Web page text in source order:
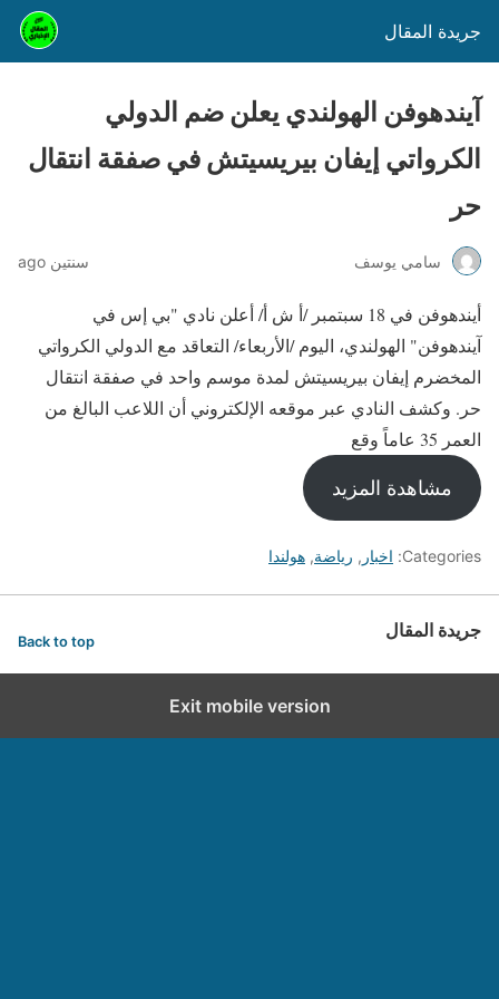
جريدة المقال
آيندهوفن الهولندي يعلن ضم الدولي
الكرواتي إيفان بيريسيتش في صفقة انتقال
حر
سامي يوسف سنتين ago
أيندهوفن في 18 سبتمبر /أ ش أ/ أعلن نادي "بي إس في
آيندهوفن" الهولندي، اليوم /الأربعاء/ التعاقد مع الدولي الكرواتي
المخضرم إيفان بيريسيتش لمدة موسم واحد في صفقة انتقال
حر. وكشف النادي عبر موقعه الإلكتروني أن اللاعب البالغ من
العمر 35 عاماً وقع
مشاهدة المزيد
Categories: اخبار , رياضة, هولندا
جريدة المقال Back to top
Exit mobile version